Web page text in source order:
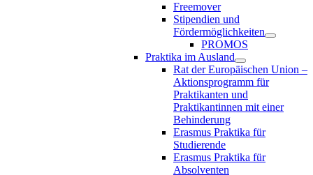
Freemover
Stipendien und
Fördermöglichkeiten
PROMOS
Praktika im Ausland
Rat der Europäischen Union –
Aktionsprogramm für
Praktikanten und
Praktikantinnen mit einer
Behinderung
Erasmus Praktika für
Studierende
Erasmus Praktika für
Absolventen